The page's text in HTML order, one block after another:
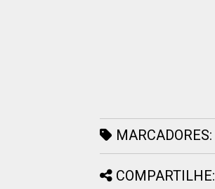
MARCADORES:
COMPARTILHE: